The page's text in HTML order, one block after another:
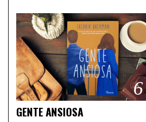
6
GENTE ANSIOSA